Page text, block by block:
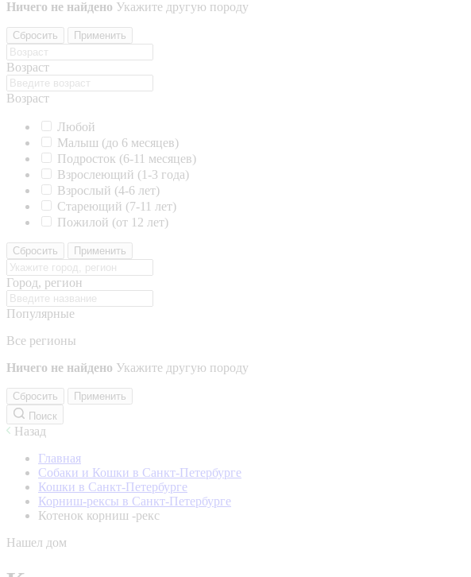
Ничего не найдено Укажите другую породу
Сбросить Применить
Возраст
Возраст
Любой
Малыш (до 6 месяцев)
Подросток (6-11 месяцев)
Взрослеющий (1-3 года)
Взрослый (4-6 лет)
Стареющий (7-11 лет)
Пожилой (от 12 лет)
Сбросить Применить
Город, регион
Популярные
Все регионы
Ничего не найдено Укажите другую породу
Сбросить
Применить
Поиск
Назад
Главная
Собаки и Кошки в Санкт-Петербурге
Кошки в Санкт-Петербурге
Корниш-рексы в Санкт-Петербурге
Котенок корниш -рекс
Нашел дом